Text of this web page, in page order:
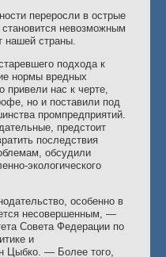
переросли в острые
невозможным
нашей страны.
подхода к
нормы вредных
привели нас к черте,
но и поставили под
промпредприятий.
предстоит
последствия
обсудили
экологического
особенно в
несовершенным, —
Совета Федерации по
и
Цыбко. — Более того,